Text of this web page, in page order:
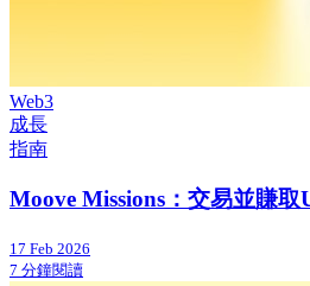
Web3
成長
指南
Moove Missions：交易並賺取
17 Feb 2026
7 分鐘閱讀